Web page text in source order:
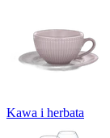
Kawa i herbata